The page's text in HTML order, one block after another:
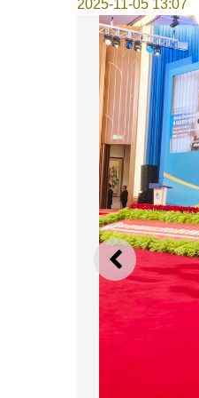
2025-11-05 13:07
上一則